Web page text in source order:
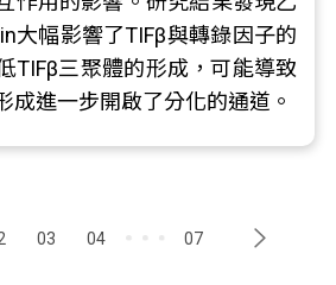
大幅影響了TIFβ與轉錄因子的
TIFβ三聚體的形成，可能導致
成進一步開啟了分化的通道。
03 04 07